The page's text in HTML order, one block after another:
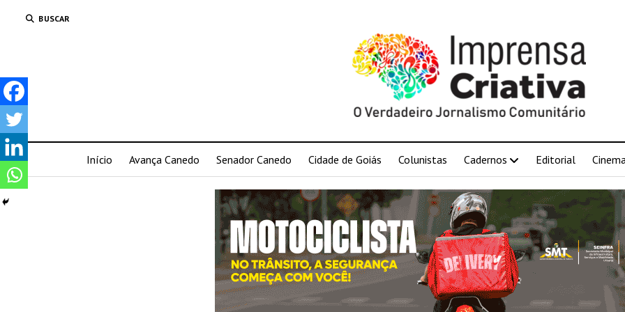
BUSCAR
Início Avança Canedo Senador Canedo Cidade de Goiás Colunistas Cadernos Editorial